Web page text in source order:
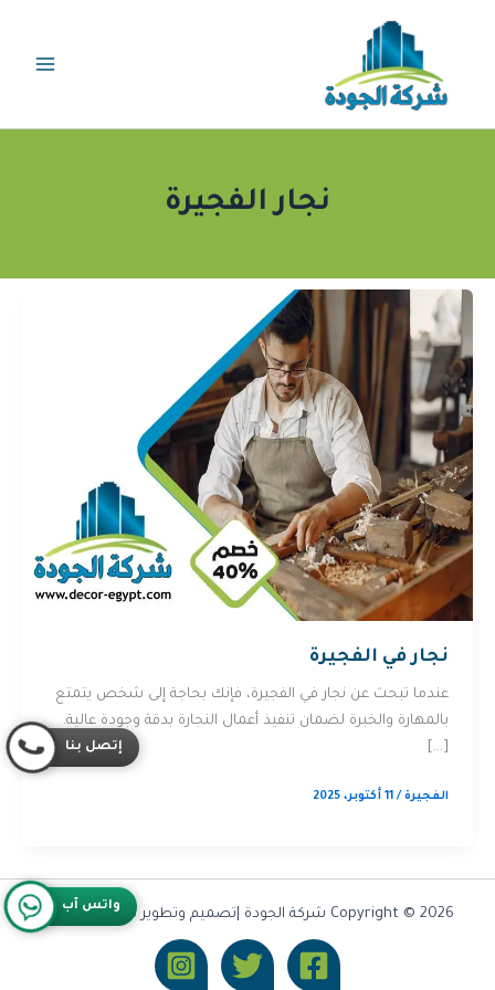
نجار الفجيرة
نجار في الفجيرة
عندما تبحث عن نجار في الفجيرة، فإنك بحاجة إلى شخص يتمتع
بالمهارة والخبرة لضمان تنفيذ أعمال النجارة بدقة وجودة عالية.
[…]
الفجيرة/11 أكتوبر، 2025
Copyright © 2026 شركة الجودة |تصميم وتطوير شركة Olymoo
واتس آب
إتصل بنا